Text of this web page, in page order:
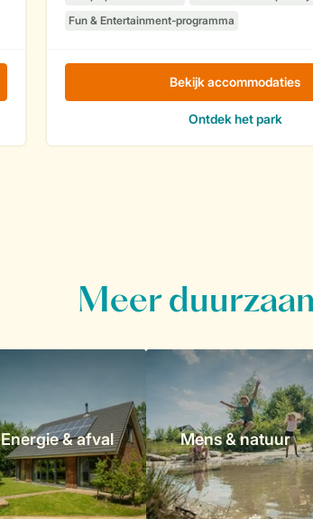
Meer
Energie & afval Mens & natuur